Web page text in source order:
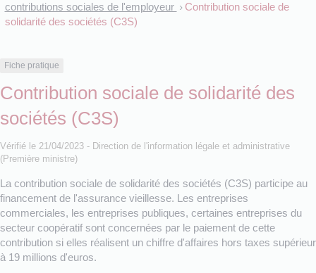
contributions sociales de l'employeur > Contribution sociale de
solidarité des sociétés (C3S)
Fiche pratique
Contribution sociale de solidarité des
sociétés (C3S)
Vérifié le 21/04/2023 - Direction de l'information légale et administrative
(Première ministre)
La contribution sociale de solidarité des sociétés (C3S) participe au
financement de l'assurance vieillesse. Les entreprises
commerciales, les entreprises publiques, certaines entreprises du
secteur coopératif sont concernées par le paiement de cette
contribution si elles réalisent un chiffre d'affaires hors taxes supérieur
à 19 millions d'euros.